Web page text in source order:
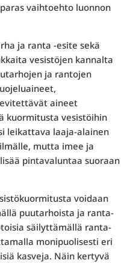
vaihtoehto luonnon
ja ranta -esite sekä
vesistöjen kannalta
ja rantojen
aineet
kuormitusta vesistöihin
leikattava laaja-alainen
mutta imee ja
pintavaluntaa suoraan
voidaan
puutarhoista ja ranta-
säilyttämällä ranta-
monipuolisesti eri
kasveja. Näin kertyvä